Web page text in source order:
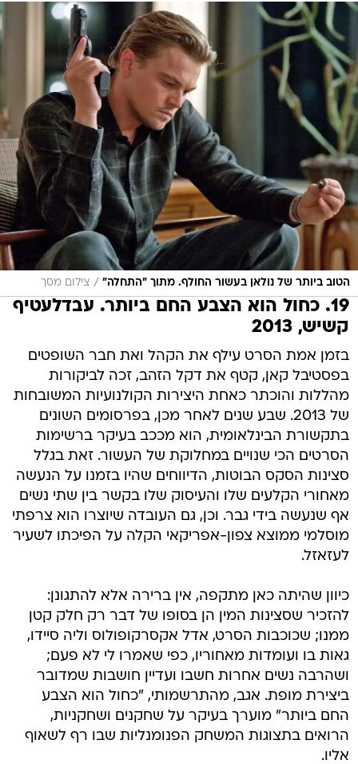
הטוב ביותר של נולאן בעשור החולף. מתוך "התחלה" / צילום מסך
19. כחול הוא הצבע החם ביותר. עבדלעטיף
קשיש, 2013
בזמן אמת הסרט עילף את הקהל ואת חבר השופטים
בפסטיבל קאן, קטף את דקל הזהב, זכה לביקורות
מהללות והוכתר כאחת היצירות הקולנועיות המשובחות
של 2013. שבע שנים לאחר מכן, בפרסומים השונים
בתקשורת הבינלאומית, הוא מככב בעיקר ברשימות
הסרטים הכי שנויים במחלוקת של העשור. זאת בגלל
סצינות הסקס הבוטות, הדיווחים שהיו בזמנו על הנעשה
מאחורי הקלעים שלו והעיסוק שלו בקשר בין שתי נשים
אף שנעשה בידי גבר. וכן, גם העובדה שיוצרו הוא צרפתי
מוסלמי ממוצא צפון-אפריקאי הקלה על הפיכתו לשעיר
לעזאזל.
כיוון שהיתה כאן מתקפה, אין ברירה אלא להתגונן:
להזכיר שסצינות המין הן בסופו של דבר רק חלק קטן
ממנו; שכוכבות הסרט, אדל אקסרקופולוס וליה סיידו,
גאות בו ועומדות מאחוריו, כפי שאמרו לי לא פעם;
ושהרבה נשים אחרות חשבו ועדיין חושבות שמדובר
ביצירת מופת. אגב, מהתרשמותי, "כחול הוא הצבע
החם ביותר" מוערך בעיקר על שחקנים ושחקניות,
הרואים בתצוגות המשחק הפנומנליות שבו רף לשאוף
אליו.